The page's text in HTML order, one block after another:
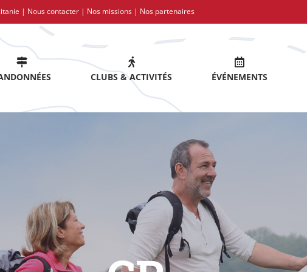
| Nous contacter | Nos missions | Nos partenaires
CLUBS & ACTIVITÉS ÉVÉNEMENTS